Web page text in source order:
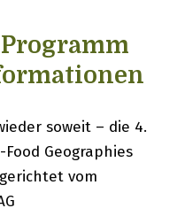
soweit – die 4.
Food Geographies
vom